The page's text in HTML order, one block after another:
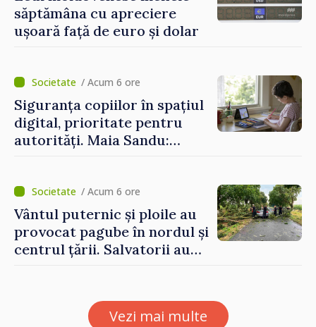
săptămâna cu apreciere
ușoară față de euro și dolar
/ Acum 6 ore
Siguranța copiilor în spațiul
digital, prioritate pentru
autorități. Maia Sandu:
protejeze”/ Acum 6 ore
Vântul puternic și ploile au
provocat pagube în nordul și
centrul țării. Salvatorii au
Vezi mai multe